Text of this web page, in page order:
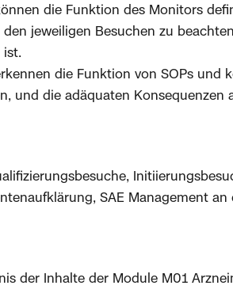
die Funktion des Monitors
jeweiligen Besuchen zu
ist.
die Funktion von SOPs und
und die adäquaten Konsequenzen
SAE Management an
der Inhalte der Module M01